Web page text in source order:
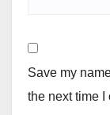
Save my
the next time I